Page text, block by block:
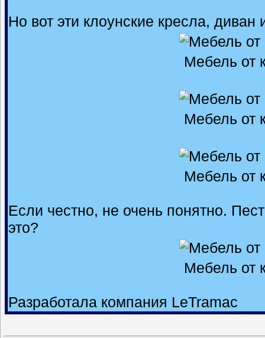
Но вот эти клоунские кресла, диван
Мебель от
Мебель от
Мебель от
Если честно, не очень понятно.
это?
Мебель от
Разработала компания LeTramac